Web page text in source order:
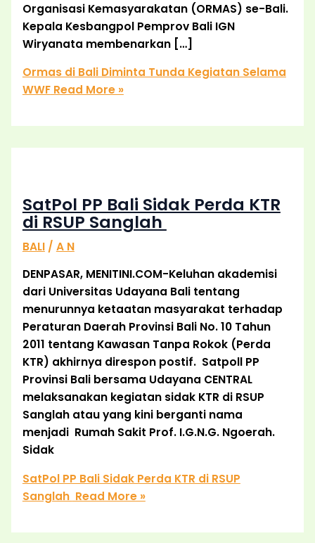
Organisasi Kemasyarakatan (ORMAS) se-Bali.
Kepala Kesbangpol Pemprov Bali IGN
Wiryanata membenarkan […]
Ormas di Bali Diminta Tunda Kegiatan Selama
WWFRead More »
SatPol PP Bali Sidak Perda KTR
di RSUP Sanglah
BALI/ A N
DENPASAR, MENITINI.COM-Keluhan akademisi
dari Universitas Udayana Bali tentang
menurunnya ketaatan masyarakat terhadap
Peraturan Daerah Provinsi Bali No. 10 Tahun
2011 tentang Kawasan Tanpa Rokok (Perda
KTR) akhirnya direspon postif. Satpoll PP
Provinsi Bali bersama Udayana CENTRAL
melaksanakan kegiatan sidak KTR di RSUP
Sanglah atau yang kini berganti nama
menjadi Rumah Sakit Prof. I.G.N.G. Ngoerah.
Sidak
SatPol PP Bali Sidak Perda KTR di RSUP
Sanglah Read More »